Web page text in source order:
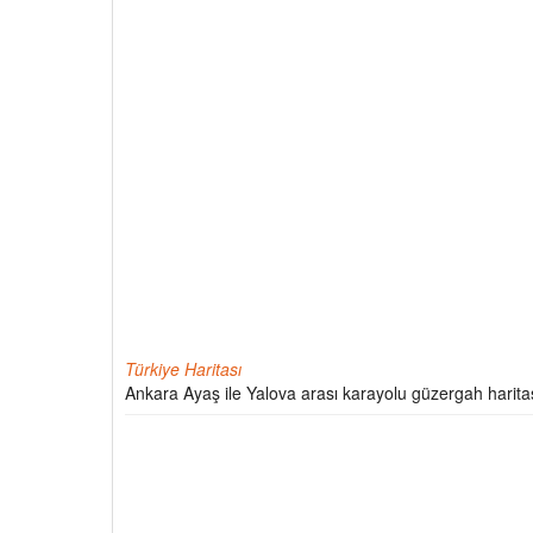
Türkiye Haritası
Ankara Ayaş ile Yalova arası karayolu güzergah